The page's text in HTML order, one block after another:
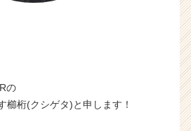
の
櫛桁(クシゲタ)と申します！